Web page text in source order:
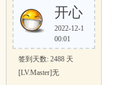
开心
2022-12-1
00:01
签到天数: 2488 天
[LV.Master]无